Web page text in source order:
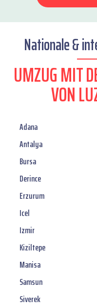
Nationale &
UMZUG MIT
VON
Adana
Antalya
Bursa
Derince
Erzurum
Icel
Izmir
Kiziltepe
Manisa
Samsun
Siverek